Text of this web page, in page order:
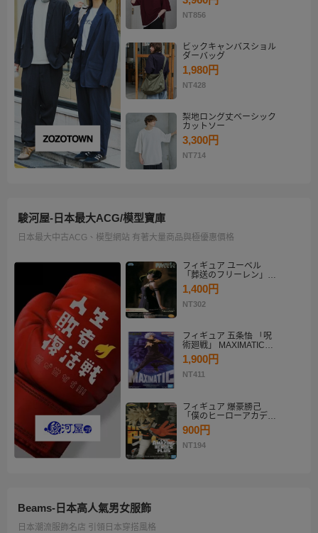
ップアンサンブルセット
NT856
ビックキャンバスショル
ダーバッグ
1,980円
NT428
梨地ロング丈ベーシック
カットソー
3,300円
NT714
駿河屋-日本最大ACG/模型寶庫
日本最大中古ACG、模型網站 有著大量商品與極優惠價格
フィギュア ユーベル
「葬送のフリーレン」
Desktop×Decorate
Collection“ユーベル”
1,400円
NT302
フィギュア 五条悟 「呪
術廻戦」 MAXIMATIC
SATORU GOJO
1,900円
NT411
フィギュア 爆豪勝己
「僕のヒーローアカデミ
ア」 THE AMAZING
HEROES-PLUS-
KATSUKI BAKUGO II
900円
NT194
Beams-日本高人氣男女服飾
日本潮流服飾名店 引領日本穿搭風格